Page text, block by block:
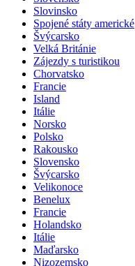
Slovinsko
Spojené státy americké
Švýcarsko
Velká Británie
Zájezdy s turistikou
Chorvatsko
Francie
Island
Itálie
Norsko
Polsko
Rakousko
Slovensko
Švýcarsko
Velikonoce
Benelux
Francie
Holandsko
Itálie
Maďarsko
Nizozemsko